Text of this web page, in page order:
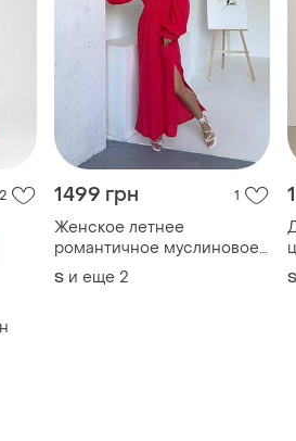
1499 грн
Женское летнее
романтичное муслиновое
платье длинное макси с
длинным рукавом муслин
красное
S и еще